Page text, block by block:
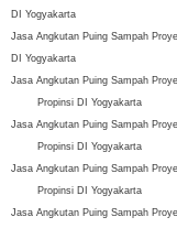
DI Yogyakarta
Jasa Angkutan Puing Sampah
DI Yogyakarta
Jasa Angkutan Puing Sampah
Propinsi DI Yogyakarta
Jasa Angkutan Puing Sampah
Propinsi DI Yogyakarta
Jasa Angkutan Puing Sampah
Propinsi DI Yogyakarta
Jasa Angkutan Puing Sampah